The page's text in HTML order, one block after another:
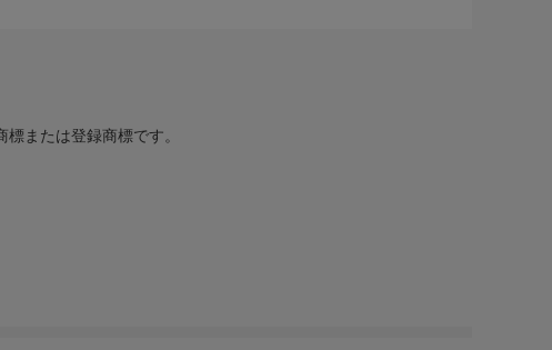
または登録商標です。